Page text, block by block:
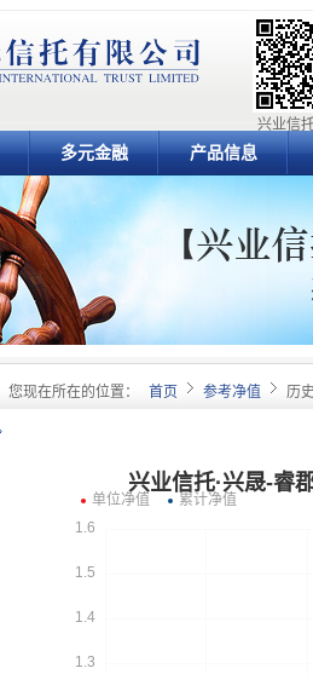
兴业信
多元金融 产品信息
您现在所在的位置： 首页 参考净值 历